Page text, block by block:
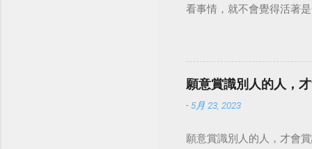
看事情，就不會覺得活著
願意賞識別人的人，
- 5月 23, 2023
願意賞識別人的人，才會